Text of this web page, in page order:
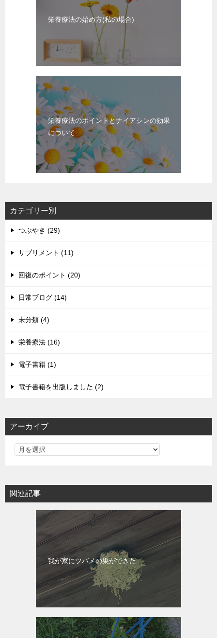
栄養療法の始め方(私の場合)
栄養療法のポイントとナイアシンの効果
について
カテゴリー別
つぶやき (29)
サプリメント (11)
回復のポイント (20)
日常ブログ (14)
未分類 (4)
栄養療法 (16)
電子書籍 (1)
電子書籍を出版しました (2)
アーカイブ
関連記事
我が家にツバメの巣ができた